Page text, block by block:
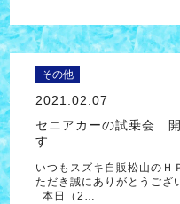
その他
2021.02.07
セニアカーの試乗会
す
いつもスズキ自販松山のＨ
ただき誠にありがとうご
本日（2…